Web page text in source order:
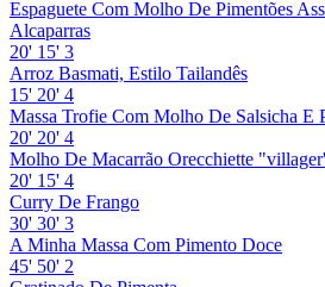
Espaguete Com Molho De Pimentões
Alcaparras
20' 15' 3
Arroz Basmati, Estilo Tailandês
15' 20' 4
Massa Trofie Com Molho De Salsicha E
20' 20' 4
Molho De Macarrão Orecchiette
20' 15' 4
Curry De Frango
30' 30' 3
A Minha Massa Com Pimento Doce
45' 50' 2